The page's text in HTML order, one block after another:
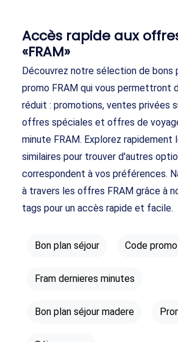
Accès rapide aux
«FRAM»
Découvrez notre sélection de bons
promo FRAM qui vous permettront
réduit : promotions, ventes privées
offres spéciales et offres de
minute FRAM. Explorez rapidement
similaires pour trouver d'autres
correspondent à vos préférences.
à travers les offres FRAM grâce à
tags pour un accès rapide et facile.
Bon plan séjour Code
Fram dernieres minutes
Bon plan séjour madere